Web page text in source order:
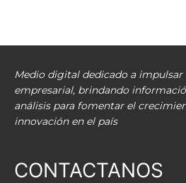
Medio digital dedicado a impulsar
empresarial, brindando
análisis para fomentar el
innovación en el país
CONTACTANOS